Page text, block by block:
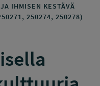
IHMISEN KESTÄVÄ
250274, 250278)